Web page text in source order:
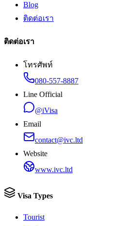
Blog
ติดต่อเรา
ติดต่อเรา
โทรศัพท์
080-557-8887
Line Official
@iVisa
Email
contact@ivc.ltd
Website
www.ivc.ltd
Visa Types
Tourist